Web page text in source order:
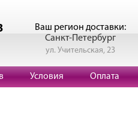
Ваш регион доставки:
Санкт-Петербург
ул. Учительская, 23
Условия Оплата